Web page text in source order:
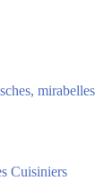
mirabelles
Cuisiniers